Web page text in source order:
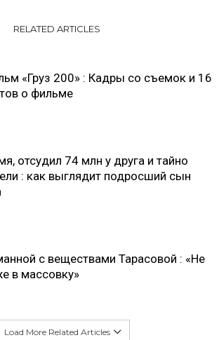
RELATED ARTICLES
«Груз 200» : Кадры со съемок и 16
о фильме
отсудил 74 млн у друга и тайно
: как выглядит подросший сын
с веществами Тарасовой : «Не
в массовку»
Load More Related Articles